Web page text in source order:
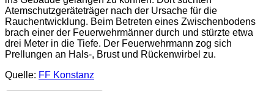
Atemschutzgeräteträger nach der Ursache für die
Rauchentwicklung. Beim Betreten eines Zwischenbodens
brach einer der Feuerwehrmänner durch und stürzte etwa
drei Meter in die Tiefe. Der Feuerwehrmann zog sich
Prellungen an Hals-, Brust und Rückenwirbel zu.
Quelle: FF Konstanz